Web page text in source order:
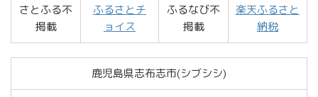
さとふる不
掲載
ふるさとチ
ョイス
ふるなび不
掲載
楽天ふるさと
納税
鹿児島県志布志市(シブシシ)